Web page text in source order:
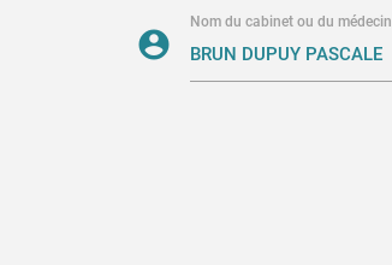
account_circle
Nom du cabinet ou du médecin